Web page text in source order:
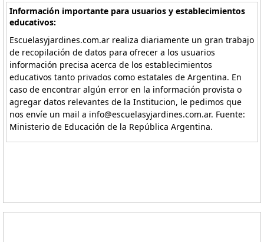
Información importante para usuarios y establecimientos
educativos:
Escuelasyjardines.com.ar realiza diariamente un gran trabajo
de recopilación de datos para ofrecer a los usuarios
información precisa acerca de los establecimientos
educativos tanto privados como estatales de Argentina. En
caso de encontrar algún error en la información provista o
agregar datos relevantes de la Institucion, le pedimos que
nos envíe un mail a info@escuelasyjardines.com.ar. Fuente:
Ministerio de Educación de la República Argentina.